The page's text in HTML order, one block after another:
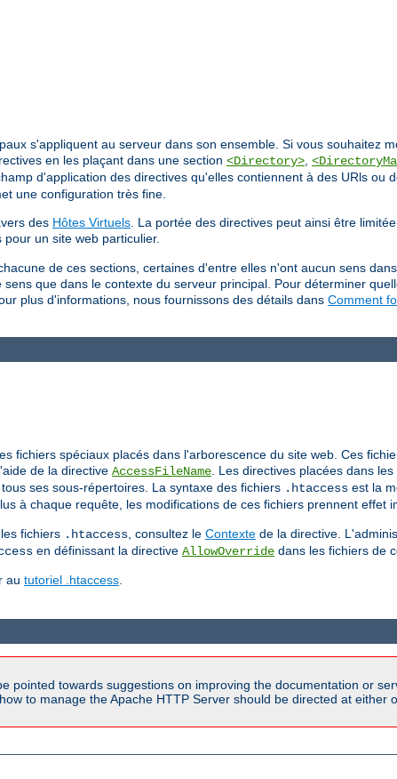
s'appliquent au serveur dans son ensemble. Si vous souhaitez
en les plaçant dans une section <Directory>
d'application des directives qu'elles contiennent à des URls ou
une configuration très fine.
des Hôtes Virtuels . La portée des directives peut ainsi être
un site web particulier.
de ces sections, certaines d'entre elles n'ont aucun sens
que dans le contexte du serveur principal. Pour déterminer
plus d'informations, nous fournissons des détails dans Comment
fichiers spéciaux placés dans l'arborescence du site web. Ces
de la directive AccessFileName. Les directives placées dans les
ses sous-répertoires. La syntaxe des fichiers .htaccess est la
à chaque requête, les modifications de ces fichiers prennent effet
fichiers .htaccess, consultez le Contexte de la directive.
en définissant la directive AllowOverride dans les fichiers de
au tutoriel .htaccess.
pointed towards suggestions on improving the documentation or
to manage the Apache HTTP Server should be directed at